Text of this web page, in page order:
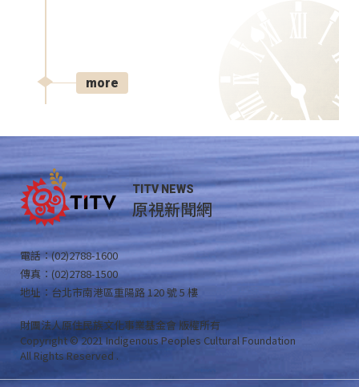
more
TITV NEWS
原視新聞網
電話：(02)2788-1600
傳真：(02)2788-1500
地址：台北市南港區重陽路 120 號 5 樓
財團法人原住民族文化事業基金會 版權所有
Copyright © 2021 Indigenous Peoples Cultural Foundation
All Rights Reserved .